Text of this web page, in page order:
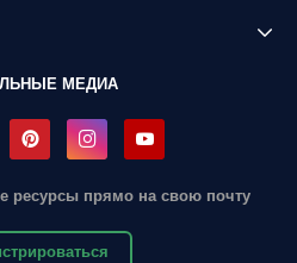
МЕДИА
ресурсы прямо на свою почту